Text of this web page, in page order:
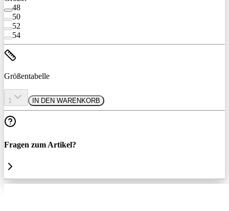
48
50
52
54
Größentabelle
1 IN DEN WARENKORB
Fragen zum Artikel?